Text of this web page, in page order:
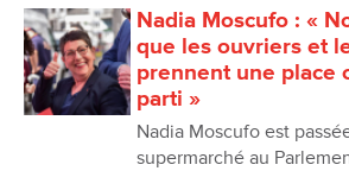
Nadia Moscufo : «
que les ouvriers et
prennent une place
parti »
Nadia Moscufo est
supermarché au